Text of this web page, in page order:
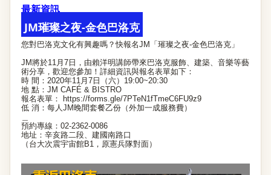
最新資訊
JM璀璨之夜-金色巴洛克
您對巴洛克文化有興趣嗎？快報名JM「璀璨之夜-金色巴洛克」
JM將於11月7日，由賴洋明講師帶來巴洛克服飾、建築、音樂等藝
術分享，歡迎您參加！詳細資訊與報名表單如下：
時 間：2020年11月7日（六）19:00~20:30
地 點：JM CAFÉ & BISTRO
報名表單：
https://forms.gle/7PTeN1fTmeC6FU9z9
低 消：每人JM晚間套餐乙份（外加一成服務費）
預約專線：02-2362-0086
地址：辛亥路二段、建國南路口
（台大次震宇宙館B1，原憲兵隊對面）